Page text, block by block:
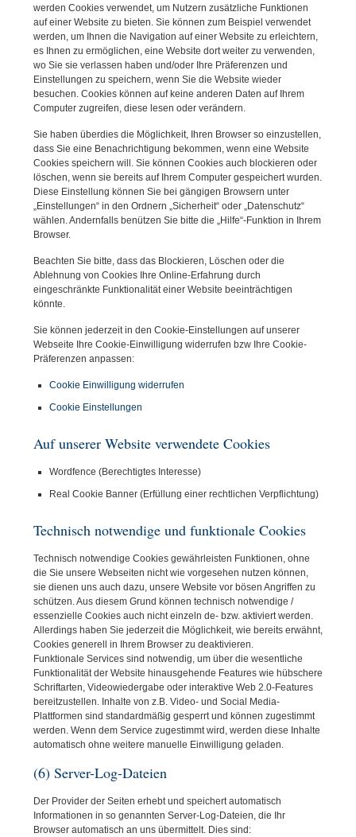
werden Cookies verwendet, um Nutzern zusätzliche Funktionen
auf einer Website zu bieten. Sie können zum Beispiel verwendet
werden, um Ihnen die Navigation auf einer Website zu erleichtern,
es Ihnen zu ermöglichen, eine Website dort weiter zu verwenden,
wo Sie sie verlassen haben und/oder Ihre Präferenzen und
Einstellungen zu speichern, wenn Sie die Website wieder
besuchen. Cookies können auf keine anderen Daten auf Ihrem
Computer zugreifen, diese lesen oder verändern.
Sie haben überdies die Möglichkeit, Ihren Browser so einzustellen,
dass Sie eine Benachrichtigung bekommen, wenn eine Website
Cookies speichern will. Sie können Cookies auch blockieren oder
löschen, wenn sie bereits auf Ihrem Computer gespeichert wurden.
Diese Einstellung können Sie bei gängigen Browsern unter
„Einstellungen“ in den Ordnern „Sicherheit“ oder „Datenschutz“
wählen. Andernfalls benützen Sie bitte die „Hilfe“-Funktion in Ihrem
Browser.
Beachten Sie bitte, dass das Blockieren, Löschen oder die
Ablehnung von Cookies Ihre Online-Erfahrung durch
eingeschränkte Funktionalität einer Website beeinträchtigen
könnte.
Sie können jederzeit in den Cookie-Einstellungen auf unserer
Webseite Ihre Cookie-Einwilligung widerrufen bzw Ihre Cookie-
Präferenzen anpassen:
Cookie Einwilligung widerrufen
Cookie Einstellungen
Auf unserer Website verwendete Cookies
Wordfence (Berechtigtes Interesse)
Real Cookie Banner (Erfüllung einer rechtlichen Verpflichtung)
Technisch notwendige und funktionale Cookies
Technisch notwendige Cookies gewährleisten Funktionen, ohne
die Sie unsere Webseiten nicht wie vorgesehen nutzen können,
sie dienen uns auch dazu, unsere Website vor bösen Angriffen zu
schützen. Aus diesem Grund können technisch notwendige /
essenzielle Cookies auch nicht einzeln de- bzw. aktiviert werden.
Allerdings haben Sie jederzeit die Möglichkeit, wie bereits erwähnt,
Cookies generell in Ihrem Browser zu deaktivieren.
Funktionale Services sind notwendig, um über die wesentliche
Funktionalität der Website hinausgehende Features wie hübschere
Schriftarten, Videowiedergabe oder interaktive Web 2.0-Features
bereitzustellen. Inhalte von z.B. Video- und Social Media-
Plattformen sind standardmäßig gesperrt und können zugestimmt
werden. Wenn dem Service zugestimmt wird, werden diese Inhalte
automatisch ohne weitere manuelle Einwilligung geladen.
(6) Server-Log-Dateien
Der Provider der Seiten erhebt und speichert automatisch
Informationen in so genannten Server-Log-Dateien, die Ihr
Browser automatisch an uns übermittelt. Dies sind: